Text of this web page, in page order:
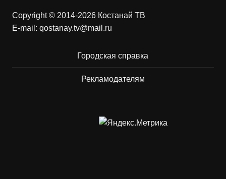
Copyright © 2014-2026 Костанай ТВ
E-mail: qostanay.tv@mail.ru
Городская справка
Рекламодателям